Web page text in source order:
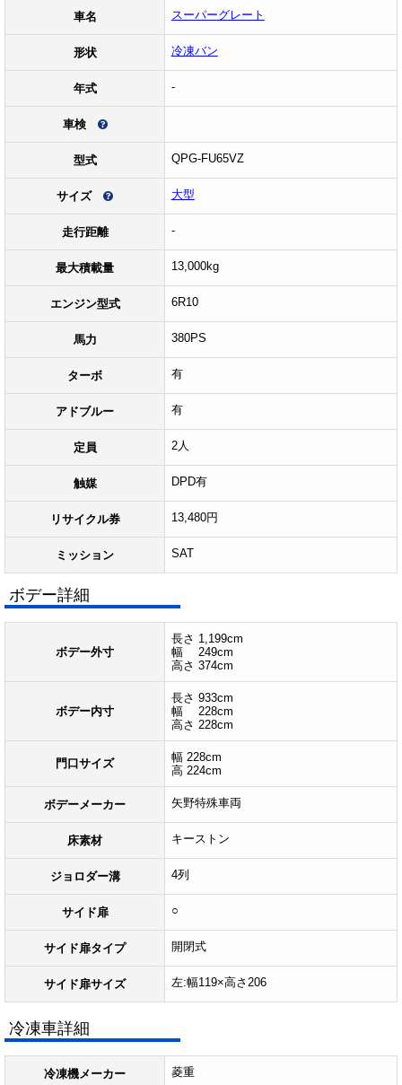
車名 スーパーグレート
形状 冷凍バン
年式 -
車検
型式 QPG-FU65VZ
サイズ 大型
走行距離 -
最大積載量 13,000kg
エンジン型式 6R10
馬力 380PS
ターボ 有
アドブルー 有
定員 2人
触媒 DPD有
リサイクル券 13,480円
ミッション SAT
ボデー詳細
ボデー外寸
長さ 1,199cm
幅 249cm
高さ 374cm
ボデー内寸
長さ 933cm
幅 228cm
高さ 228cm
門口サイズ
幅 228cm
高 224cm
ボデーメーカー 矢野特殊車両
床素材 キーストン
ジョロダー溝 4列
サイド扉 ○
サイド扉タイプ 開閉式
サイド扉サイズ 左:幅119×高さ206
冷凍車詳細
冷凍機メーカー 菱重